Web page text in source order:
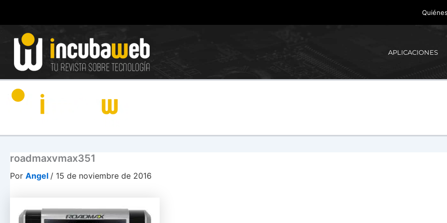
contenido
APLICACIONES
roadmaxvmax351
Por Angel / 15 de noviembre de 2016